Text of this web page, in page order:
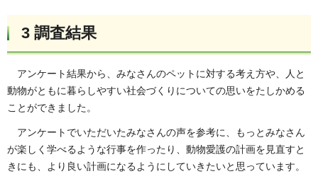
3 調査結果
アンケート結果から、みなさんのペットに対する考え方や、人と
動物がともに暮らしやすい社会づくりについての思いをたしかめる
ことができました。
アンケートでいただいたみなさんの声を参考に、もっとみなさん
が楽しく学べるような行事を作ったり、動物愛護の計画を見直すと
きにも、より良い計画になるようにしていきたいと思っています。